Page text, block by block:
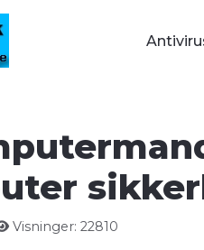
Visninger: 22810